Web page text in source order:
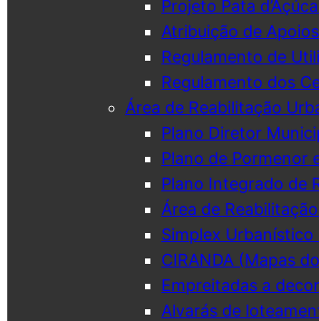
Projeto Pata
Atribuição de
Regulamento de
Regulamento dos
Área de Reabilitação
Plano Diretor
Plano de Pormenor
Plano Integrado de
Área de
Simplex
CIRANDA (Mapas
Empreitadas a
Alvarás de